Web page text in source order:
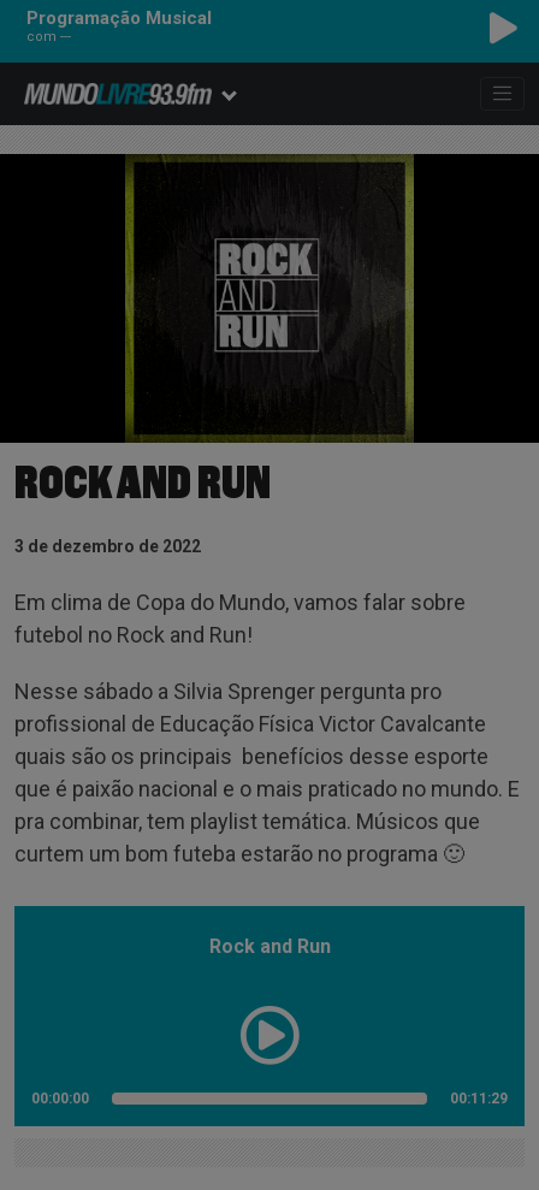
Programação Musical
com ---
ROCK AND RUN
3 de dezembro de 2022
Em clima de Copa do Mundo, vamos falar sobre
futebol no Rock and Run!
Nesse sábado a Silvia Sprenger pergunta pro
profissional de Educação Física Victor Cavalcante
quais são os principais benefícios desse esporte
que é paixão nacional e o mais praticado no mundo. E
pra combinar, tem playlist temática. Músicos que
curtem um bom futeba estarão no programa 🙂
Rock and Run
00:00:00 00:11:29